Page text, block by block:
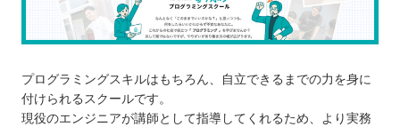
子ども向けと大人向けにプログラミングスクールに
違いはあるか
プログラミングスクールで挫折しないために
【福井】子ども向けのおすすめプログラミングス
プログラミングスキルはもちろん、自立できるまでの力を身に
付けられるスクールです。
現役のエンジニアが講師として指導してくれるため、より実務